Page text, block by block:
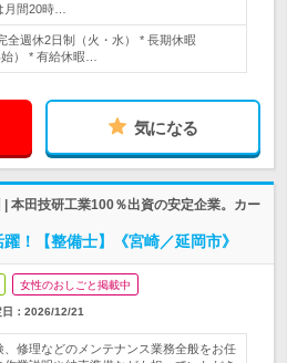
間20時…
全週休2日制（火・水） * 長期休暇
） * 有給休暇…
気になる
本田技研工業100％出資の安定企業。カー
！【整備士】《宮崎／延岡市》
女性のおしごと掲載中
： 2026/12/21
、修理などのメンテナンス業務全般をお任